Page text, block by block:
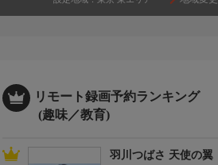
リモート録画予約ランキング
(趣味／教育)
羽川つばさ 天使の翼